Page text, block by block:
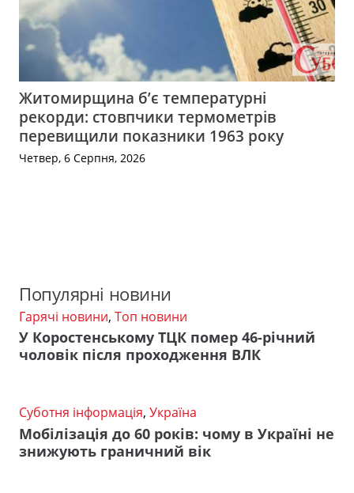
Житомирщина б’є температурні
рекорди: стовпчики термометрів
перевищили показники 1963 року
Четвер, 6 Серпня, 2026
Популярні новини
Гарячі новини, Топ новини
У Коростенському ТЦК помер 46-річний
чоловік після проходження ВЛК
Суботня інформація, Україна
Мобілізація до 60 років: чому в Україні не
знижують граничний вік